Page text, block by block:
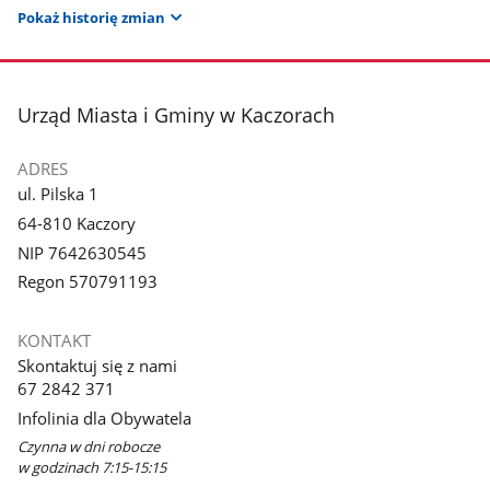
Pokaż historię zmian
stopka
Urząd Miasta i Gminy w Kaczorach
ADRES
ul. Pilska 1
64-810 Kaczory
NIP 7642630545
Regon 570791193
KONTAKT
Skontaktuj się z nami
67 2842 371
Infolinia dla Obywatela
Czynna w dni robocze
w godzinach 7:15-15:15